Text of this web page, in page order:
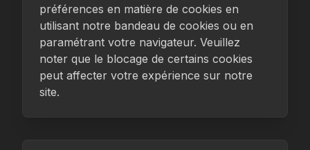
préférences en matière de cookies en
utilisant notre bandeau de cookies ou en
paramétrant votre navigateur. Veuillez
noter que le blocage de certains cookies
peut affecter votre expérience sur notre
site.